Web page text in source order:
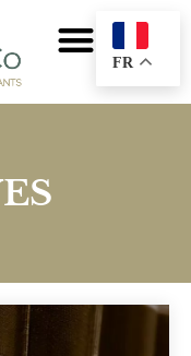
FR